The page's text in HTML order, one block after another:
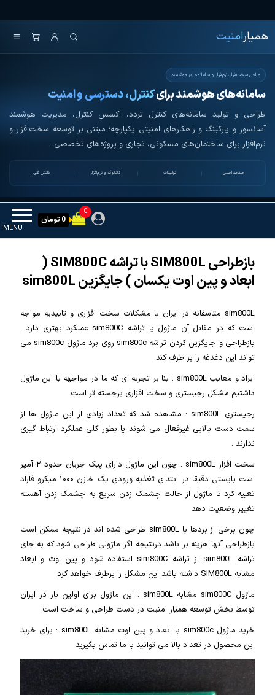
to
the
content
همیارامنیت
طراحی سخت‌افزار، نرم‌افزار و سامانه‌های هوشمند
سامانه‌های هوشمند برایکنترل، دسترسی و امنیت
طراحی و تولید سامانه‌های کنترل تردد، اکسس کنترل، مدیریت هوشمند
آسانسور و پارکینگ و راهکارهای امنیتی یکپارچه؛ مبتنی بر توسعه سخت‌افزار و
نرم‌افزار برای ساختمان‌های مسکونی، تجاری و پروژه‌های تخصصی.
صفحه اصلی تولیدات کاتالوگ و نرم‌افزار دانش فنی
MENU
0
0 تومان
بازطراحی SIM800L با تراشه SIM800C (
ابعاد و پین اوت یکسان ) جایگزین sim800L
sim800L متاسفانه در ایران با مشکلات سخت افزاری و تاییدیه مواجه
است که در مقابل آن ماژول یا تراشه sim800C عملکرد بهتری دارد .
بازطراحی و جایگزین کردن تراشه sim800c روی برد ماژول sim800c می
تواند این دغدغه را بر طرف کند
ایراد و معایب sim800L : بنا بر تجربه ای که ما در مواجهه با این ماژول
داشتیم مشکل رجیستری و سخت افزاری برجسته تر است
رجیستری sim800L : مشاهده شد که تعداد زیادی از این ماژول ها از
سمت دست بالایی غیرفعال می شوند یا بطور کلی عملکرد ارتباط گیری
ندارند .
سخت افزار sim800L : چون این ماژول دارای پیک جریان حدود ۲ آمپر
است بایستی دقیقا در ابتدای تغذیه ورودی یک خازن ۱۰۰۰ میکرو فاراد
تعبیه کرد تا ماژول از حالت چشمک زدن سریع به چشمک زدن آهسته
تغییر وضعیت دهد
چون برخی از بردها با sim800L طراحی شده اند در نتیجه ممکن است
بازطراحی آنها هزینه بر باشد درنتیجه اگر ماژولی طراحی شود که به جای
تراشه sim800L از تراشه sim800C استفاده شود و پین اوت و ابعاد
مشابه SIM800L داشته باشد این مشکل را برطرف خواهد کرد
ماژول sim800C مشابه sim800L : این ماژول برای اولین بار در ایران
توسط بخش توسعه همیار امنیت در دست طراحی و ساخت است
خرید ماژول sim800c با ابعاد و پین اوت مشابه sim800L : برای خرید
این محصول در تعداد بالا می توانید با ما تماس بگیرید